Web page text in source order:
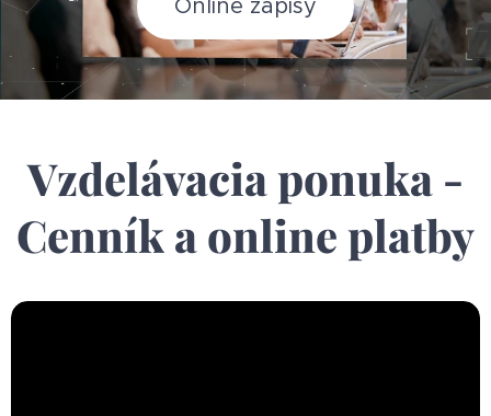
Online zápisy
Vzdelávacia ponuka -
Cenník a online platby